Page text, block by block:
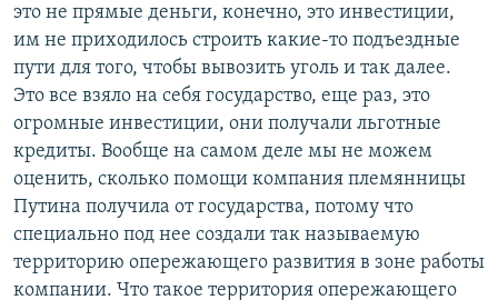
это не прямые деньги, конечно, это инвестиции,
им не приходилось строить какие-то подъездные
пути для того, чтобы вывозить уголь и так далее.
Это все взяло на себя государство, еще раз, это
огромные инвестиции, они получали льготные
кредиты. Вообще на самом деле мы не можем
оценить, сколько помощи компания племянницы
Путина получила от государства, потому что
специально под нее создали так называемую
территорию опережающего развития в зоне работы
компании. Что такое территория опережающего